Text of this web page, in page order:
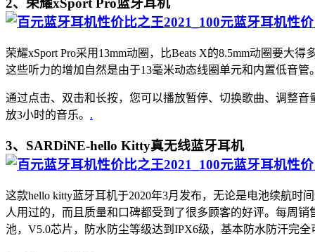
2、荣耀xSport Pro蓝牙耳机
荣耀xSport Pro采用13mm动圈，比Beats X的8.5mm动圈要大
这些听力的增加自然是由于13毫米动态线圈单元和内置低音管
通过点击、双击和长按，您可以播放暂停、切换歌曲、调整
放3小时的音乐。 .
3、SARDiNE-hello Kitty真无线蓝牙耳机
这款hello kitty蓝牙耳机于2020年3月发布，无论是电池续航
人用过的，而且质量和口碑都受到了很多顾客的好评。每周
池，V5.0芯片，防水防尘等级达到IPX6级，基本防水防汗完全